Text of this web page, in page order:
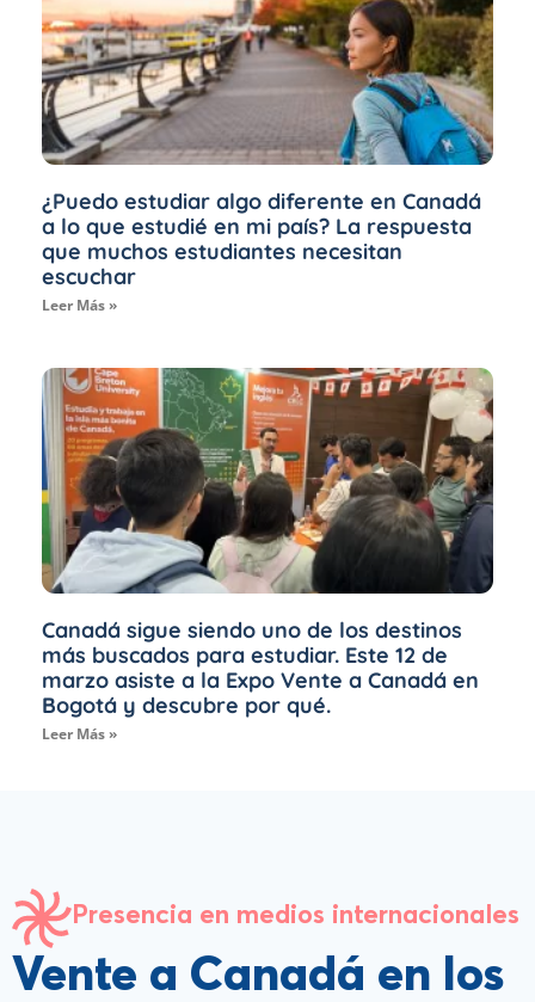
¿Puedo estudiar algo diferente en Canadá
a lo que estudié en mi país? La respuesta
que muchos estudiantes necesitan
escuchar
Leer Más »
Canadá sigue siendo uno de los destinos
más buscados para estudiar. Este 12 de
marzo asiste a la Expo Vente a Canadá en
Bogotá y descubre por qué.
Leer Más »
Presencia en medios internacionales
Vente a Canadá en los